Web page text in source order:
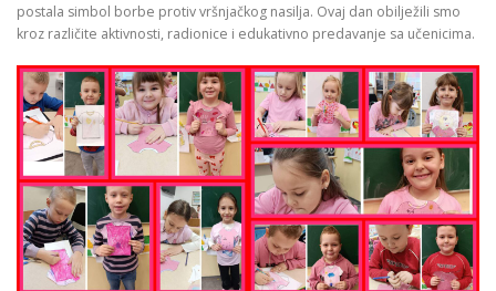
postala simbol borbe protiv vršnjačkog nasilja. Ovaj dan obilježili smo
kroz različite aktivnosti, radionice i edukativno predavanje sa učenicima.